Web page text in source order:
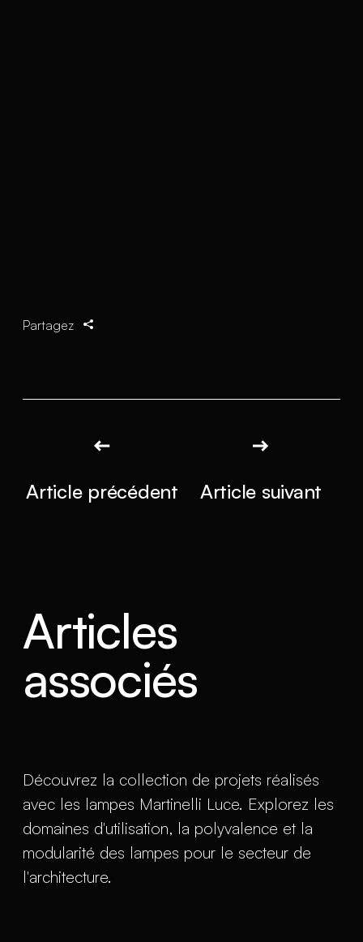
Partagez
Article précédent Article suivant
Articles
associés
Découvrez la collection de projets réalisés
avec les lampes Martinelli Luce. Explorez les
domaines d'utilisation, la polyvalence et la
modularité des lampes pour le secteur de
l'architecture.